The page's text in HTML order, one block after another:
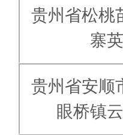
贵州省松桃
寨
贵州省安顺
眼桥镇